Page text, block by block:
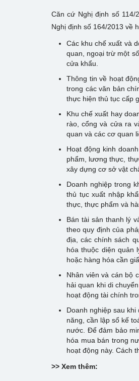
Căn cứ Nghị định số
Nghị định số 164/2013 về
Các khu chế xuất và
quan, ngoại trừ một
cửa khẩu.
Thông tin về hoạt
trong các văn bản
thực hiện thủ tục cấp
Khu chế xuất hay
rào, cổng và cửa ra
quan và các cơ quan
Hoạt động kinh
phẩm, lương thực,
xây dựng cơ sở vật
Doanh nghiệp trong
thủ tục xuất nhập
thực, thực phẩm và
Bán tài sản thanh lý
theo quy định của
địa, các chính sách
hóa thuộc diện quản
hoặc hàng hóa cần
Nhân viên và cán bộ
hải quan khi di
hoạt động tài chính
Doanh nghiệp sau
năng, cần lập sổ kế
nước. Để đảm bảo
hóa mua bán trong
hoạt động này. Cách
>> Xem thêm: